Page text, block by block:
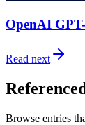
OpenAI GPT-
Read next
Browse entries